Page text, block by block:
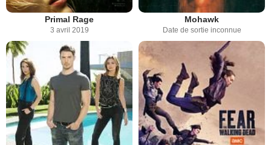
Primal Rage
3 avril 2019
Mohawk
Date de sortie inconnue